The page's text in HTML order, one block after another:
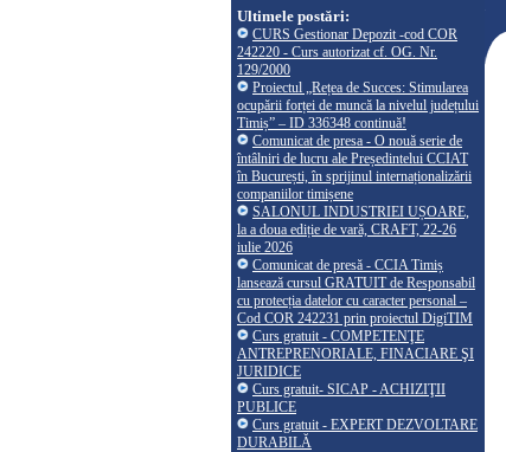
Ultimele postări:
CURS Gestionar Depozit -cod COR
242220 - Curs autorizat cf. OG. Nr.
129/2000
Proiectul „Rețea de Succes: Stimularea
ocupării forței de muncă la nivelul județului
Timiș” – ID 336348 continuă!
Comunicat de presa - O nouă serie de
întâlniri de lucru ale Președintelui CCIAT
în București, în sprijinul internaționalizării
companiilor timișene
SALONUL INDUSTRIEI UȘOARE,
la a doua ediție de vară, CRAFT, 22-26
iulie 2026
Comunicat de presă - CCIA Timiș
lansează cursul GRATUIT de Responsabil
cu protecția datelor cu caracter personal –
Cod COR 242231 prin proiectul DigiTIM
Curs gratuit - COMPETENŢE
ANTREPRENORIALE, FINACIARE ŞI
JURIDICE
Curs gratuit- SICAP - ACHIZIŢII
PUBLICE
Curs gratuit - EXPERT DEZVOLTARE
DURABILĂ